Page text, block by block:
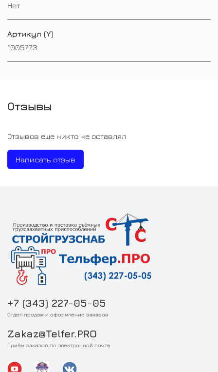
Нет
Артикул (Y)
1005773
Отзывы
Отзывов еще никто не оставлял
Написать отзыв
+7 (343) 227-05-05
Отдел продаж и оформление заказов
Zakaz@Telfer.PRO
Приём заказов по электронной почте